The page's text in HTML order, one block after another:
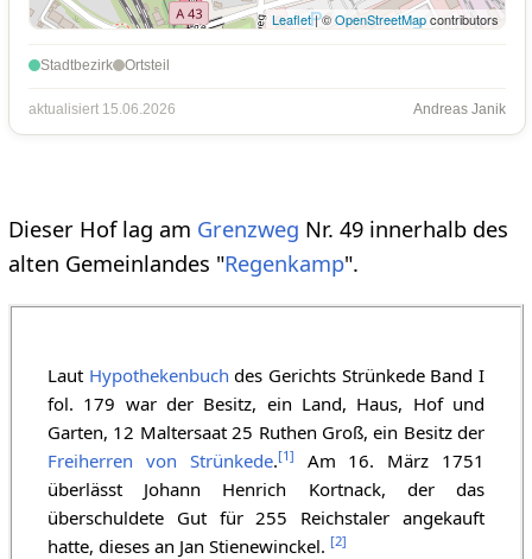
Leaflet| ©OpenStreetMapcontributors
Stadtbezirk Ortsteil
aktualisiert 15.06.2026 Andreas Janik
Dieser Hof lag am Grenzweg Nr. 49 innerhalb des
alten Gemeinlandes "Regenkamp".
Laut Hypothekenbuch des Gerichts Strünkede Band I
fol. 179 war der Besitz, ein Land, Haus, Hof und
Garten, 12 Maltersaat 25 Ruthen Groß, ein Besitz der
Freiherren von Strünkede.[1]
Am 16. März 1751
überlässt Johann Henrich Kortnack, der das
überschuldete Gut für 255 Reichstaler angekauft
hatte, dieses an Jan Stienewinckel. [2]